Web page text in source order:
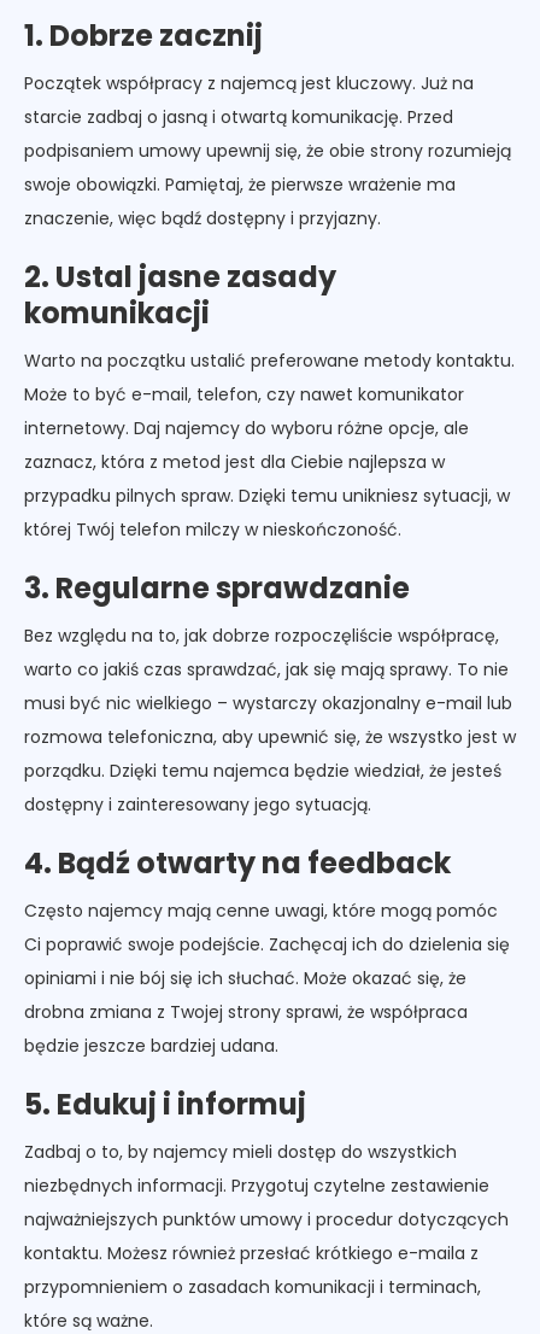
1. Dobrze zacznij
Początek współpracy z najemcą jest kluczowy. Już na
starcie zadbaj o jasną i otwartą komunikację. Przed
podpisaniem umowy upewnij się, że obie strony rozumieją
swoje obowiązki. Pamiętaj, że pierwsze wrażenie ma
znaczenie, więc bądź dostępny i przyjazny.
2. Ustal jasne zasady
komunikacji
Warto na początku ustalić preferowane metody kontaktu.
Może to być e-mail, telefon, czy nawet komunikator
internetowy. Daj najemcy do wyboru różne opcje, ale
zaznacz, która z metod jest dla Ciebie najlepsza w
przypadku pilnych spraw. Dzięki temu unikniesz sytuacji, w
której Twój telefon milczy w nieskończoność.
3. Regularne sprawdzanie
Bez względu na to, jak dobrze rozpoczęliście współpracę,
warto co jakiś czas sprawdzać, jak się mają sprawy. To nie
musi być nic wielkiego – wystarczy okazjonalny e-mail lub
rozmowa telefoniczna, aby upewnić się, że wszystko jest w
porządku. Dzięki temu najemca będzie wiedział, że jesteś
dostępny i zainteresowany jego sytuacją.
4. Bądź otwarty na feedback
Często najemcy mają cenne uwagi, które mogą pomóc
Ci poprawić swoje podejście. Zachęcaj ich do dzielenia się
opiniami i nie bój się ich słuchać. Może okazać się, że
drobna zmiana z Twojej strony sprawi, że współpraca
będzie jeszcze bardziej udana.
5. Edukuj i informuj
Zadbaj o to, by najemcy mieli dostęp do wszystkich
niezbędnych informacji. Przygotuj czytelne zestawienie
najważniejszych punktów umowy i procedur dotyczących
kontaktu. Możesz również przesłać krótkiego e-maila z
przypomnieniem o zasadach komunikacji i terminach,
które są ważne.